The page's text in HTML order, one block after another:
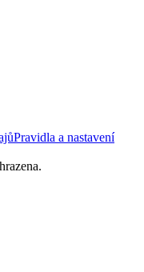
Pravidla a nastavení